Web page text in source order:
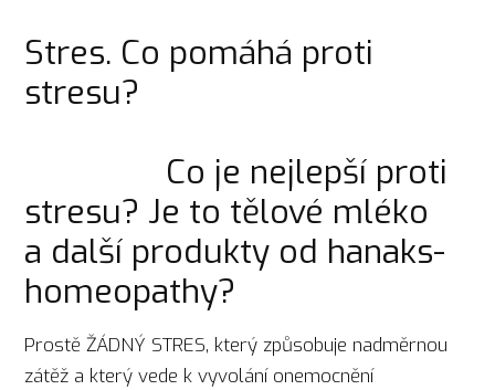
Stres. Co pomáhá proti
stresu?
Co je nejlepší proti
stresu? Je to tělové mléko
a další produkty od hanaks-
homeopathy?
Prostě ŽÁDNÝ STRES, který způsobuje nadměrnou
zátěž a který vede k vyvolání onemocnění